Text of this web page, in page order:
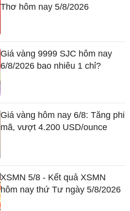
Thơ hôm nay 5/8/2026
Giá vàng 9999 SJC hôm nay
6/8/2026 bao nhiêu 1 chỉ?
Giá vàng hôm nay 6/8: Tăng phi
mã, vượt 4.200 USD/ounce
XSMN 5/8 - Kết quả XSMN
hôm nay thứ Tư ngày 5/8/2026